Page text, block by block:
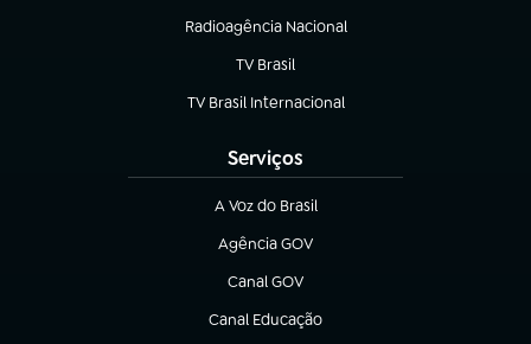
Radioagência Nacional
(abre em nova aba)
TV Brasil
(abre em nova aba)
TV Brasil Internacional
(abre em nova aba)
Serviços
A Voz do Brasil
(abre em nova aba)
Agência GOV
(abre em nova aba)
Canal GOV
(abre em nova aba)
Canal Educação
(abre em nova aba)